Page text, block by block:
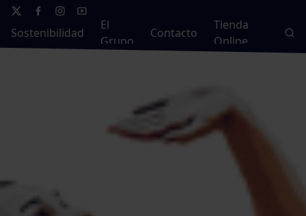
Sostenibilidad
El
Grupo
Contacto
Tienda
Online